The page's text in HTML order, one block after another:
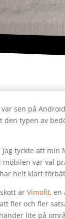
sen på
typen av
tyckte att min
var väl
helt klart
ärVimofit, en
fler och fler
lite på